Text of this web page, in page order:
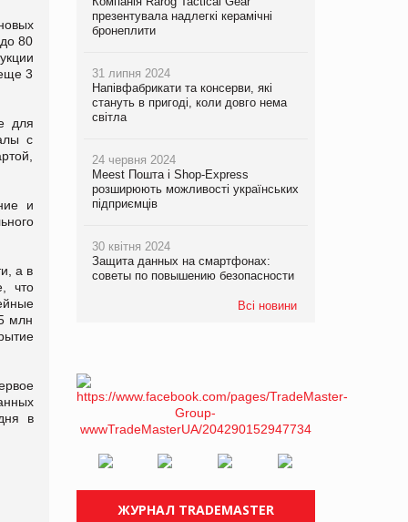
80
3
для
с
и
а в
что
млн
в
презентувала надлегкі керамічні
бронеплити
31 липня 2024
Напівфабрикати та консерви, які
стануть в пригоді, коли довго нема
світла
24 червня 2024
Meest Пошта і Shop-Express
розширюють можливості українських
підприємців
30 квітня 2024
Защита данных на смартфонах:
советы по повышению безопасности
Всі новини
ЖУРНАЛ TRADEMASTER